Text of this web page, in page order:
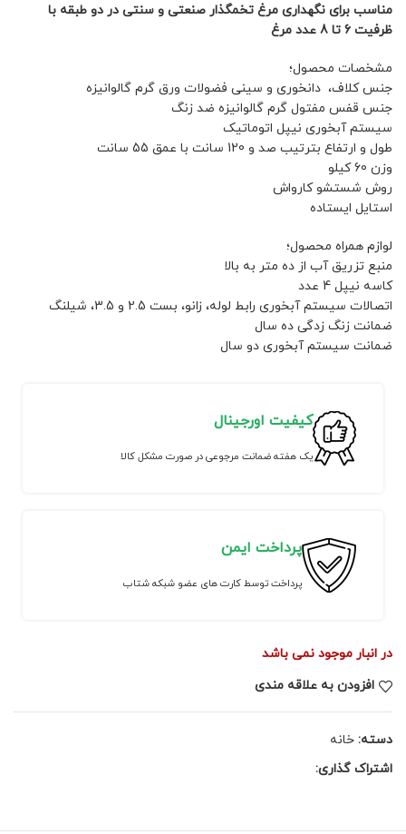
مناسب برای نگهداری مرغ تخمگذار صنعتی و سنتی در دو طبقه با
ظرفیت 6 تا 8 عدد مرغ
مشخصات محصول؛
جنس کلاف، دانخوری و سینی فضولات ورق گرم گالوانیزه
جنس قفس مفتول گرم گالوانیزه ضد زنگ
سیستم آبخوری نیپل اتوماتیک
طول و ارتفاع بترتیب صد و 120 سانت با عمق 55 سانت
وزن 60 کیلو
روش شستشو کارواش
استایل ایستاده
لوازم همراه محصول؛
منبع تزریق آب از ده متر به بالا
کاسه نیپل 4 عدد
اتصالات سیستم آبخوری رابط لوله، زانو، بست 2.5 و 3.5، شیلنگ
ضمانت زنگ زدگی ده سال
ضمانت سیستم آبخوری دو سال
کیفیت اورجینال
یک هفته ضمانت مرجوعی در صورت مشکل کالا
پرداخت ایمن
پرداخت توسط کارت های عضو شبکه شتاب
در انبار موجود نمی باشد
افزودن به علاقه مندی
دسته: خانه
اشتراک گذاری: